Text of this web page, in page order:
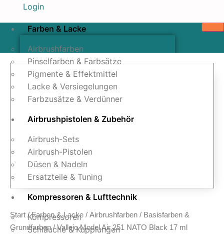
Login
Farben & Lacke
Airbrushfarben
Pinselfarben & Farbsätze
Pigmente & Effektmittel
Lacke & Versiegelungen
Farbzusätze & Verdünner
Airbrushpistolen & Zubehör
Airbrush-Sets
Airbrush-Pistolen
Düsen & Nadeln
Ersatzteile & Tuning
Kompressoren & Lufttechnik
Kompressoren
Schläuche & Kupplungen
Start /Farben & Lacke / Airbrushfarben / Basisfarben &
Grundfarben/ Vallejo Model Air 251 NATO Black 17 ml